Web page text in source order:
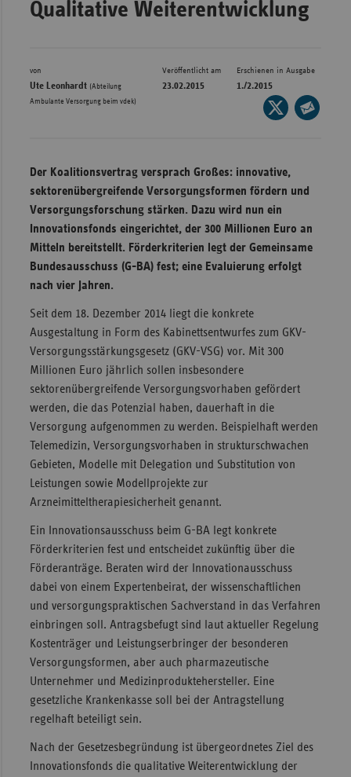
Qualitative Weiterentwicklung
von
Ute Leonhardt (Abteilung
Ambulante Versorgung beim vdek)
Veröffentlicht am
23.02.2015
Erschienen in Ausgabe
1./2.2015
Seite
auf
Mail
Der Koalitionsvertrag versprach Großes: innovative,
sektorenübergreifende Versorgungsformen fördern und
Versorgungsforschung stärken. Dazu wird nun ein
Innovationsfonds eingerichtet, der 300 Millionen Euro an
Mitteln bereitstellt. Förderkriterien legt der Gemeinsame
Bundesausschuss (G-BA) fest; eine Evaluierung erfolgt
nach vier Jahren.
Seit dem 18. Dezember 2014 liegt die konkrete
Ausgestaltung in Form des Kabinettsentwurfes zum GKV-
Versorgungsstärkungsgesetz (GKV-VSG) vor. Mit 300
Millionen Euro jährlich sollen insbesondere
sektorenübergreifende Versorgungsvorhaben gefördert
werden, die das Potenzial haben, dauerhaft in die
Versorgung aufgenommen zu werden. Beispielhaft werden
Telemedizin, Versorgungsvorhaben in strukturschwachen
Gebieten, Modelle mit Delegation und Substitution von
Leistungen sowie Modellprojekte zur
Arzneimitteltherapiesicherheit genannt.
Ein Innovationsausschuss beim G-BA legt konkrete
Förderkriterien fest und entscheidet zukünftig über die
Förderanträge. Beraten wird der Innovationausschuss
dabei von einem Expertenbeirat, der wissenschaftlichen
und versorgungspraktischen Sachverstand in das Verfahren
einbringen soll. Antragsbefugt sind laut aktueller Regelung
Kostenträger und Leistungserbringer der besonderen
Versorgungsformen, aber auch pharmazeutische
Unternehmer und Medizinproduktehersteller. Eine
gesetzliche Krankenkasse soll bei der Antragstellung
regelhaft beteiligt sein.
Nach der Gesetzesbegründung ist übergeordnetes Ziel des
Innovationsfonds die qualitative Weiterentwicklung der